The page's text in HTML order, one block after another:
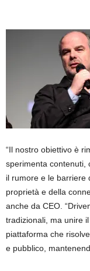
“Il nostro obiettivo è
sperimenta contenuti,
il rumore e le barriere
proprietà e della
anche da CEO.
tradizionali, ma unire
piattaforma che
e pubblico,